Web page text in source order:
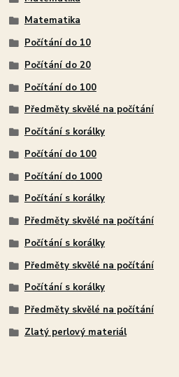
Matematika
Počítání do 10
Počítání do 20
Počítání do 100
Předměty skvělé na počítání
Počítání s korálky
Počítání do 100
Počítání do 1000
Počítání s korálky
Předměty skvělé na počítání
Počítání s korálky
Předměty skvělé na počítání
Počítání s korálky
Předměty skvělé na počítání
Zlatý perlový materiál